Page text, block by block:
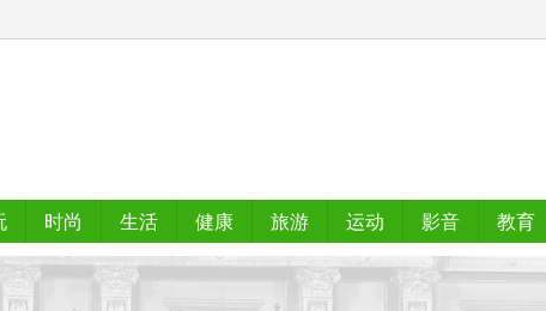
时尚 生活 健康 旅游 运动 影音 教育